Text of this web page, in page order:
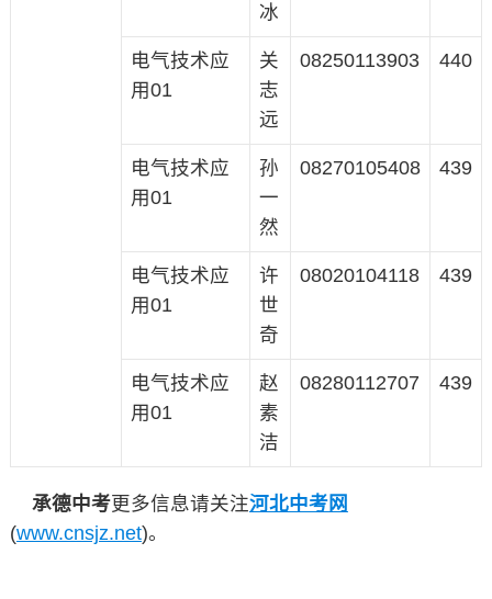
冰
电气技术应
用01
关
志
远
08250113903 440
电气技术应
用01
孙
一
然
08270105408 439
电气技术应
用01
许
世
奇
08020104118 439
电气技术应
用01
赵
素
洁
08280112707 439
承德中考更多信息请关注河北中考网
(www.cnsjz.net)。